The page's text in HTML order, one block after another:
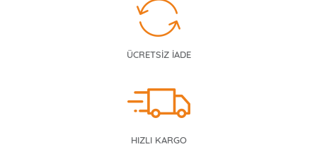
ÜCRETSİZ İADE
HIZLI KARGO